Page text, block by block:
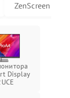
ZenScreen
Display